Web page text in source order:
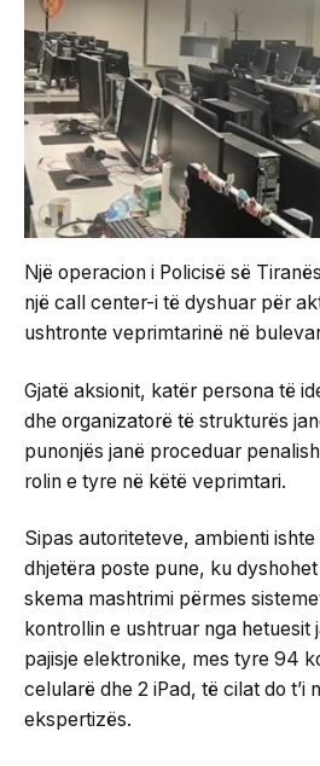
Një operacion i Policisë së
një call center-i të dyshuar për
ushtronte veprimtarinë në
Gjatë aksionit, katër persona të
dhe organizatorë të strukturës
punonjës janë proceduar
rolin e tyre në këtë veprimtari.
Sipas autoriteteve, ambienti
dhjetëra poste pune, ku
skema mashtrimi përmes
kontrollin e ushtruar nga hetuesit
pajisje elektronike, mes tyre 94
celularë dhe 2 iPad, të cilat do t’i
ekspertizës.